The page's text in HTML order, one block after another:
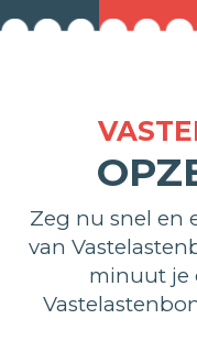
Zeg nu snel en
van
minuut je